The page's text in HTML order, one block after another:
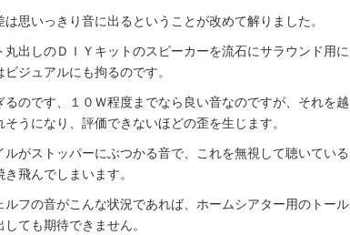
思いっきり音に出るということが改めて解りました。
出しのＤＩＹキットのスピーカーを流石にサラウンド用に
ジュアルにも拘るのです。
のです、１０Ｗ程度までなら良い音なのですが、それを越
うになり、評価できないほどの歪を生じます。
ルがストッパーにぶつかる音で、これを無視して聴いている
飛んでしまいます。
フの音がこんな状況であれば、ホームシアター用のトール
ても期待できません。